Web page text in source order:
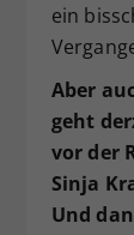
ein
Aber
geht
vor der
Sinja
Und